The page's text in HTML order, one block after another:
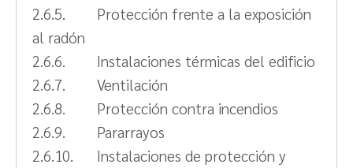
2.6.5. Protección frente a la exposición
al radón
2.6.6. Instalaciones térmicas del edificio
2.6.7. Ventilación
2.6.8. Protección contra incendios
2.6.9. Pararrayos
2.6.10. Instalaciones de protección y